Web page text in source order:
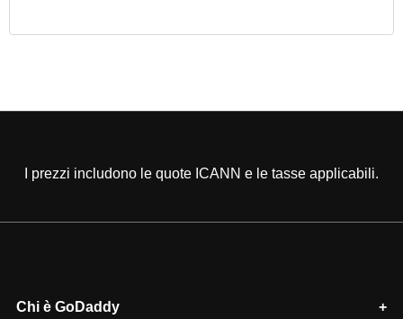
I prezzi includono le quote ICANN e le tasse applicabili.
Chi è GoDaddy